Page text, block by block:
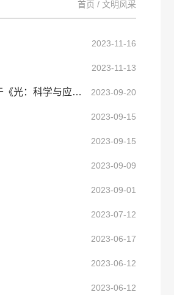
首页 / 文明风采
2023-11-16
2023-11-13
物理科学与工程学院王占山和程鑫彬团队实现可见光的散射奇异点，相关研究成果发表于《光：科学与应用》 2023-09-20
2023-09-15
2023-09-15
2023-09-09
2023-09-01
2023-07-12
2023-06-17
2023-06-12
2023-06-12